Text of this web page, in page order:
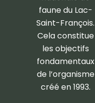
faune du Lac-
Saint-François.
Cela constitue
les objectifs
fondamentaux
de l’organisme
créé en 1993.